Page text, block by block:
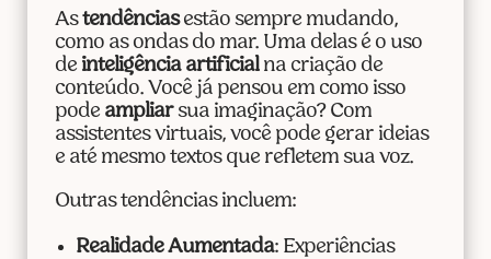
Astendênciasestão sempre mudando,
como as ondas do mar. Uma delas é o uso
de inteligência artificialna criação de
conteúdo. Você já pensou em como isso
pode ampliarsua imaginação? Com
assistentes virtuais, você pode gerar ideias
e até mesmo textos que refletem sua voz.
Outras tendências incluem:
Realidade Aumentada: Experiências